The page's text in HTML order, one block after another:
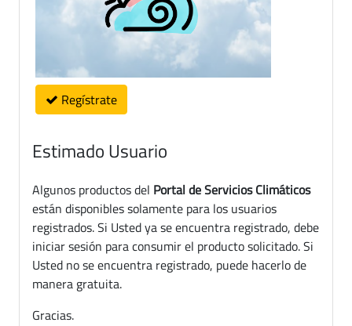
Regístrate
Estimado Usuario
Algunos productos del Portal de Servicios Climáticos
están disponibles solamente para los usuarios
registrados. Si Usted ya se encuentra registrado, debe
iniciar sesión para consumir el producto solicitado. Si
Usted no se encuentra registrado, puede hacerlo de
manera gratuita.
Gracias.